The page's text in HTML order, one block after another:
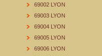
69002 LYON
69003 LYON
69004 LYON
69005 LYON
69006 LYON